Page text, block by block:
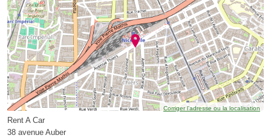
Corriger l’adresse ou la localisation
Rent A Car
38 avenue Auber